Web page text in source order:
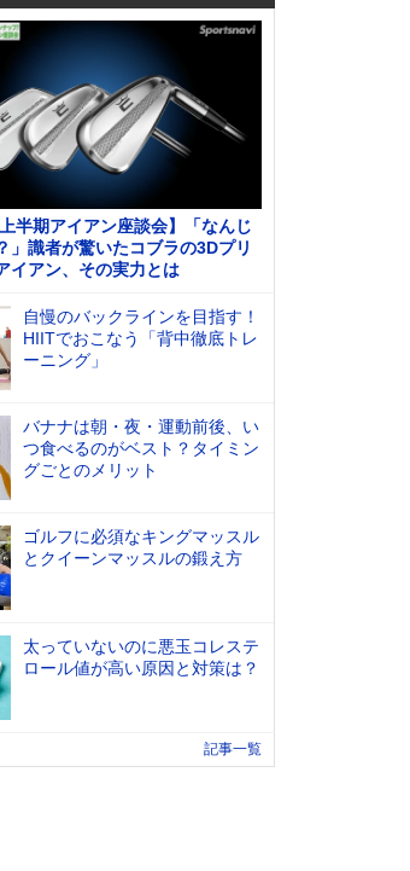
上半期アイアン座談会】「なんじ
」識者が驚いたコブラの3Dプリ
イアン、その実力とは
自慢のバックラインを目指す！
HIITでおこなう「背中徹底トレ
ーニング」
バナナは朝・夜・運動前後、い
つ食べるのがベスト？タイミン
グごとのメリット
ゴルフに必須なキングマッスル
とクイーンマッスルの鍛え方
太っていないのに悪玉コレステ
ロール値が高い原因と対策は？
記事一覧